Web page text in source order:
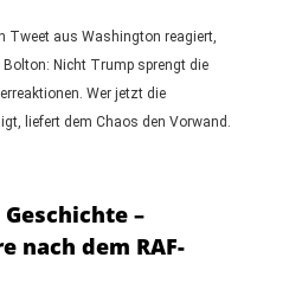
Tweet aus Washington reagiert,
Nicht Trump sprengt die
Wer jetzt die
liefert dem Chaos den Vorwand.
–
nach dem RAF-